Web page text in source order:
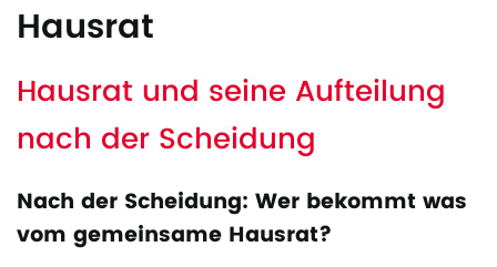
Hausrat
Hausrat und seine Aufteilung
nach der Scheidung
Nach der Scheidung: Wer bekommt was
vom gemeinsame Hausrat?